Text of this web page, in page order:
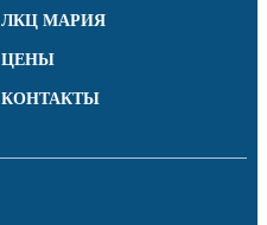
ЛКЦ МАРИЯ
ЦЕНЫ
КОНТАКТЫ